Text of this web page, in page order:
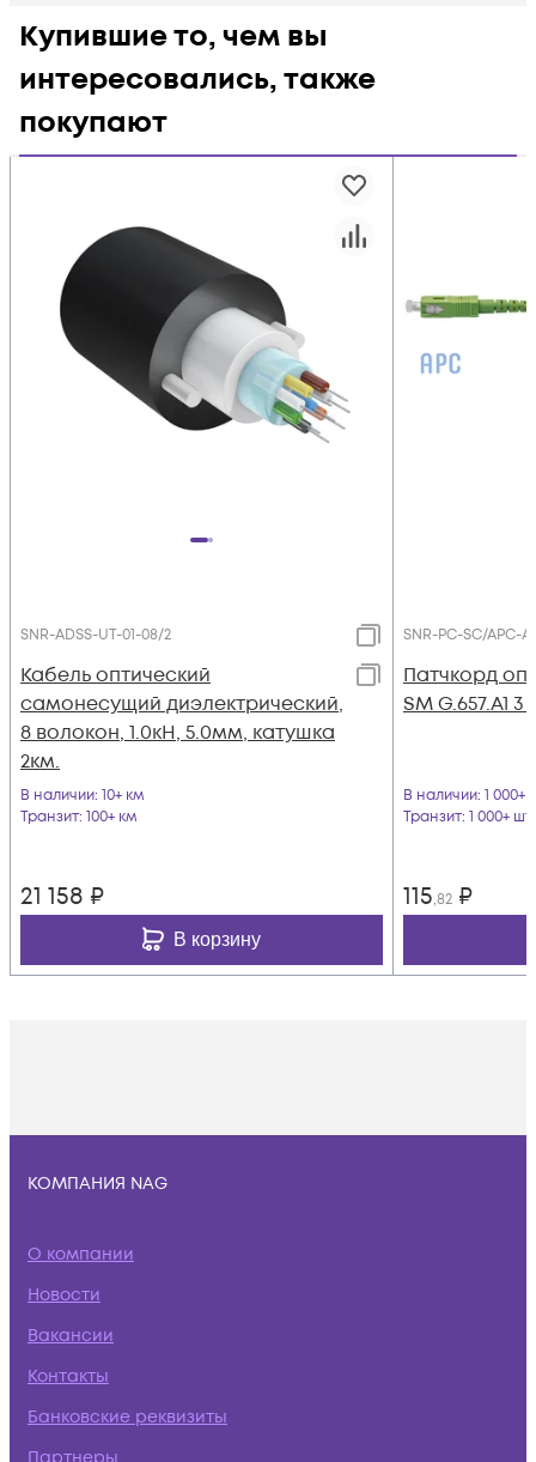
Купившие то, чем вы
интересовались, также
покупают
SNR-ADSS-UT-01-08/2
Кабель оптический
самонесущий диэлектрический,
8 волокон, 1.0кН, 5.0мм, катушка
2км.
В наличии: 10+ км
Транзит: 100+ км
21 158 ₽
В корзину
SNR-PC-SC/APC-
Патчкорд
SM G.657.A1
В наличии: 1 000+
Транзит: 1 000+ шт
115,82 ₽
КОМПАНИЯ NAG
О компании
Новости
Вакансии
Контакты
Банковские реквизиты